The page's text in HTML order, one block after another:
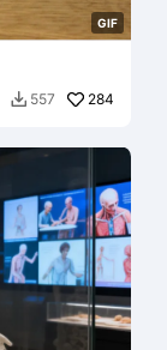
GIF
 557 284